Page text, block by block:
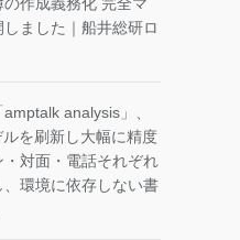
ました｜船井総研ロ
analysis」、
を刷新し大幅に精度
対面・電話それぞれ
環境に依存しない書